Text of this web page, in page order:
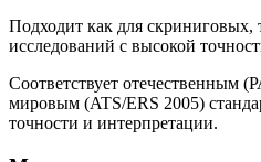
Подходит как для скриниговых,
исследований с высокой
Соответствует отечественным
мировым (ATS/ERS 2005)
точности и интерпретации.